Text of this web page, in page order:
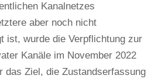
Kanalnetzes
aber noch nicht
ist, wurde die Verpflichtung zur
Kanäle im November 2022
das Ziel, die Zustandserfassung